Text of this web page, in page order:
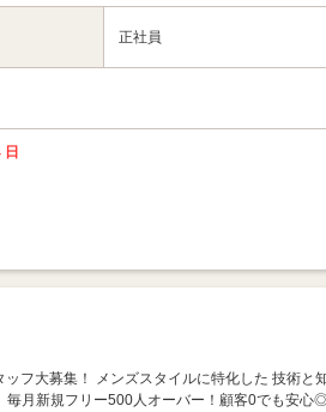
正社員
フ大募集！ メンズスタイルに特化した 技術と
毎月新規フリー500人オーバー！顧客0でも安心